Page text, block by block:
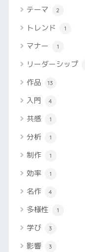
テーマ 2
トレンド 1
マナー 1
リーダーシップ
作品 13
入門 4
共感 1
分析 1
制作 1
効率 1
名作 4
多様性 1
学び 3
影響 3